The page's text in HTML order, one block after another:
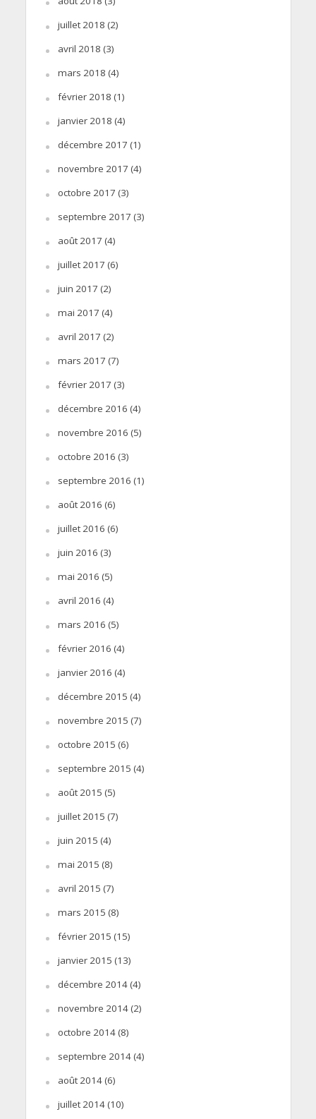
juillet 2018 (2)
avril 2018 (3)
mars 2018 (4)
février 2018 (1)
janvier 2018 (4)
décembre 2017 (1)
novembre 2017 (4)
octobre 2017 (3)
septembre 2017 (3)
août 2017 (4)
juillet 2017 (6)
juin 2017 (2)
mai 2017 (4)
avril 2017 (2)
mars 2017 (7)
février 2017 (3)
décembre 2016 (4)
novembre 2016 (5)
octobre 2016 (3)
septembre 2016 (1)
août 2016 (6)
juillet 2016 (6)
juin 2016 (3)
mai 2016 (5)
avril 2016 (4)
mars 2016 (5)
février 2016 (4)
janvier 2016 (4)
décembre 2015 (4)
novembre 2015 (7)
octobre 2015 (6)
septembre 2015 (4)
août 2015 (5)
juillet 2015 (7)
juin 2015 (4)
mai 2015 (8)
avril 2015 (7)
mars 2015 (8)
février 2015 (15)
janvier 2015 (13)
décembre 2014(4)
novembre 2014(2)
octobre 2014(8)
septembre 2014(4)
août 2014(6)
juillet 2014(10)